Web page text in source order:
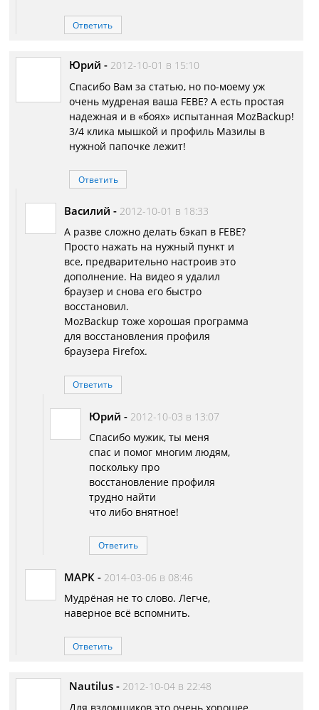
Ответить
Юрий - 2012-10-01 в 15:10
Спасибо Вам за статью, но по-моему уж
очень мудреная ваша FEBE? А есть простая
надежная и в «боях» испытанная MozBackup!
3/4 клика мышкой и профиль Мазилы в
нужной папочке лежит!
Ответить
Василий - 2012-10-01 в 18:33
А разве сложно делать бэкап в FEBE?
Просто нажать на нужный пункт и
все, предварительно настроив это
дополнение. На видео я удалил
браузер и снова его быстро
восстановил.
MozBackup тоже хорошая программа
для восстановления профиля
браузера Firefox.
Ответить
Юрий - 2012-10-03 в 13:07
Спасибо мужик, ты меня
спас и помог многим людям,
поскольку про
восстановление профиля
трудно найти
что либо внятное!
Ответить
МАРК - 2014-03-06 в 08:46
Мудрёная не то слово. Легче,
наверное всё вспомнить.
Ответить
Nautilus - 2012-10-04 в 22:48